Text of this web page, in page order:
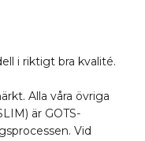
i riktigt bra kvalité.
Alla våra övriga
är GOTS-
Vid